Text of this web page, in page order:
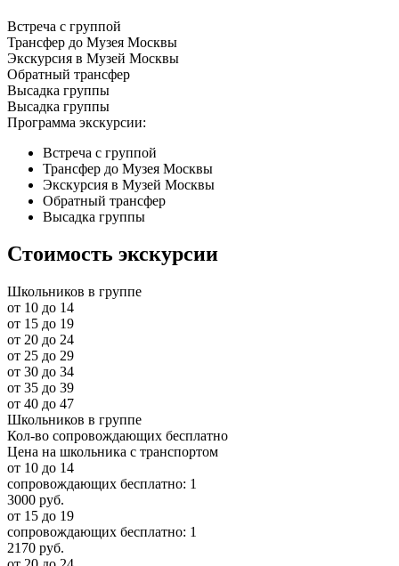
Встреча с группой
Трансфер до Музея Москвы
Экскурсия в Музей Москвы
Обратный трансфер
Высадка группы
Высадка группы
Программа экскурсии:
Встреча с группой
Трансфер до Музея Москвы
Экскурсия в Музей Москвы
Обратный трансфер
Высадка группы
Стоимость экскурсии
Школьников в группе
от 10 до 14
от 15 до 19
от 20 до 24
от 25 до 29
от 30 до 34
от 35 до 39
от 40 до 47
Школьников в группе
Кол-во сопровождающих бесплатно
Цена на школьника с транспортом
от 10 до 14
сопровождающих бесплатно: 1
3000 руб.
от 15 до 19
сопровождающих бесплатно: 1
2170 руб.